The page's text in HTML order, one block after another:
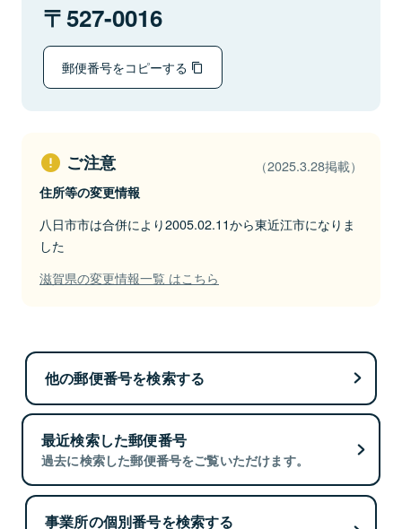
527-0016
郵便番号をコピーする
ご注意 （2025.3.28掲載）
住所等の変更情報
八日市市は合併により2005.02.11から東近江市になりま
した
滋賀県の変更情報一覧 はこちら
他の郵便番号を検索する
最近検索した郵便番号
過去に検索した郵便番号をご覧いただけます。
事業所の個別番号を検索する